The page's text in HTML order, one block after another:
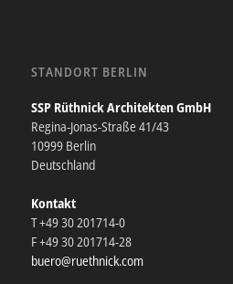
STANDORT BERLIN
SSP Rüthnick Architekten GmbH
Regina-Jonas-Straße 41/43
10999 Berlin
Deutschland
Kontakt
T +49 30 201714-0
F +49 30 201714-28
buero@ruethnick.com